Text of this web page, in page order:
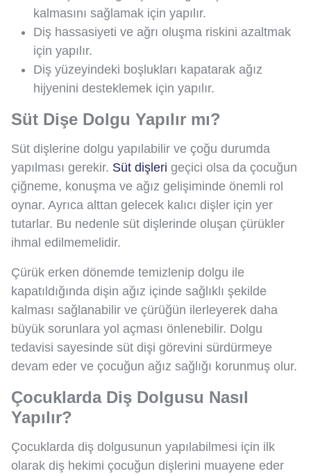
kalmasını sağlamak için yapılır.
Diş hassasiyeti ve ağrı oluşma riskini azaltmak
için yapılır.
Diş yüzeyindeki boşlukları kapatarak ağız
hijyenini desteklemek için yapılır.
Süt Dişe Dolgu Yapılır mı?
Süt dişlerine dolgu yapılabilir ve çoğu durumda
yapılması gerekir. Süt dişleri geçici olsa da çocuğun
çiğneme, konuşma ve ağız gelişiminde önemli rol
oynar. Ayrıca alttan gelecek kalıcı dişler için yer
tutarlar. Bu nedenle süt dişlerinde oluşan çürükler
ihmal edilmemelidir.
Çürük erken dönemde temizlenip dolgu ile
kapatıldığında dişin ağız içinde sağlıklı şekilde
kalması sağlanabilir ve çürüğün ilerleyerek daha
büyük sorunlara yol açması önlenebilir. Dolgu
tedavisi sayesinde süt dişi görevini sürdürmeye
devam eder ve çocuğun ağız sağlığı korunmuş olur.
Çocuklarda Diş Dolgusu Nasıl
Yapılır?
Çocuklarda diş dolgusunun yapılabilmesi için ilk
olarak diş hekimi çocuğun dişlerini muayene eder